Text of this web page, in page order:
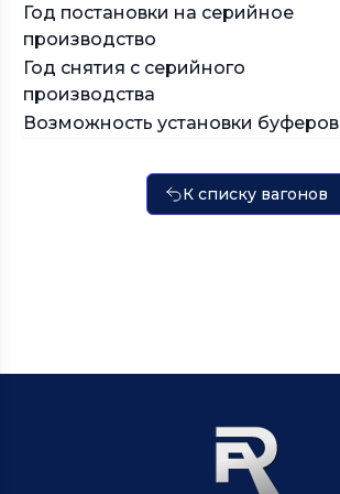
Год постановки на серийное
производство
Год снятия с серийного
производства
Возможность установки буферов
К списку вагонов